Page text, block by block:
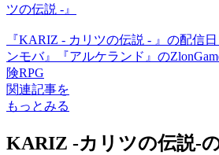
ツの伝説 -』
『KARIZ - カリツの伝説 - 』の配信
ンモバ』『アルケランド』の
険RPG
関連記事を
もっとみる
KARIZ -カリツの伝説-